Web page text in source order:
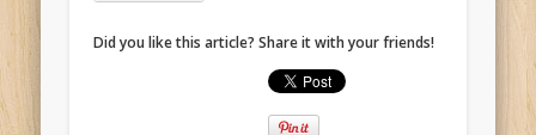
Did you like this article? Share it with your friends!